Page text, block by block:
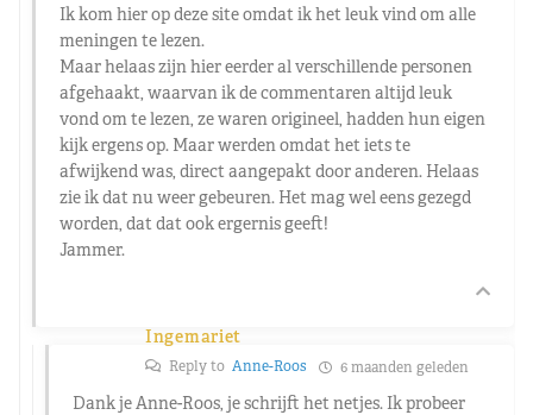
Ik kom hier op deze site omdat ik het leuk vind om alle
meningen te lezen.
Maar helaas zijn hier eerder al verschillende personen
afgehaakt, waarvan ik de commentaren altijd leuk
vond om te lezen, ze waren origineel, hadden hun eigen
kijk ergens op. Maar werden omdat het iets te
afwijkend was, direct aangepakt door anderen. Helaas
zie ik dat nu weer gebeuren. Het mag wel eens gezegd
worden, dat dat ook ergernis geeft!
Jammer.
Ingemariet
Reply to Anne-Roos 6 maanden geleden
Dank je Anne-Roos, je schrijft het netjes. Ik probeer